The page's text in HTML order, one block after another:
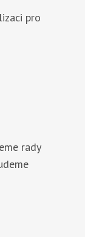
pro
rady